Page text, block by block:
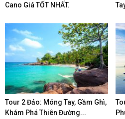
Cano Giá TỐT NHẤT.
Tour 2 Đảo: Móng Tay, Gầm Ghì,
Khám Phá Thiên Đường...